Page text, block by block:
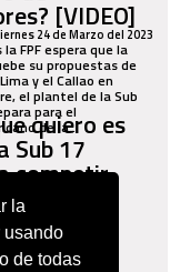
la
usando
de todas
[VIDEO]
24 de Marzo del 2023
FPF espera que la
su propuestas de
y el Callao en
el plantel de la Sub
para el
de la...
quiero es
Sub 17
competir,
que
estar al
otras